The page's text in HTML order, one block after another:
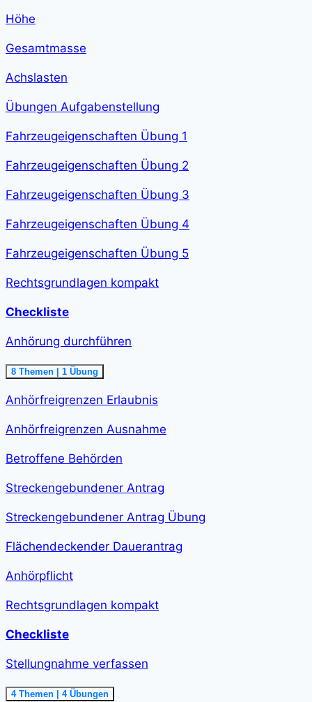
min
</span>
Höhe
Gesamtmasse
Achslasten
Übungen Aufgabenstellung
Fahrzeugeigenschaften Übung 1
Fahrzeugeigenschaften Übung 2
Fahrzeugeigenschaften Übung 3
Fahrzeugeigenschaften Übung 4
Fahrzeugeigenschaften Übung 5
Rechtsgrundlagen kompakt
Checkliste
Anhörung durchführen
Ausklappen
Anhörung
durchführen<span
step-
h
11
</span>
8 Themen 1 Übung
Anhörfreigrenzen Erlaubnis
Anhörfreigrenzen Ausnahme
Betroffene Behörden
Streckengebundener Antrag
Streckengebundener Antrag Übung
Flächendeckender Dauerantrag
Anhörpflicht
Rechtsgrundlagen kompakt
Checkliste
Stellungnahme verfassen
Ausklappen
Stellungnahme
4 Themen 4 Übungen